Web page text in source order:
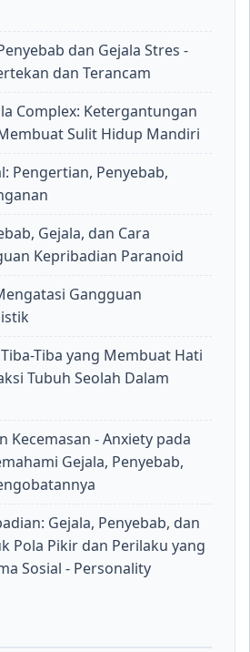
dan Gejala Stres -
dan Terancam
Complex: Ketergantungan
Sulit Hidup Mandiri
Pengertian, Penyebab,
Gejala, dan Cara
Kepribadian Paranoid
Gangguan
Tiba yang Membuat Hati
Tubuh Seolah Dalam
Kecemasan - Anxiety pada
Gejala, Penyebab,
Gejala, Penyebab, dan
Pola Pikir dan Perilaku yang
Sosial - Personality